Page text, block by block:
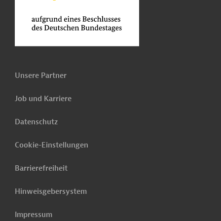
Unsere Partner
Job und Karriere
Datenschutz
Cookie-Einstellungen
Barrierefreiheit
Hinweisgebersystem
Impressum